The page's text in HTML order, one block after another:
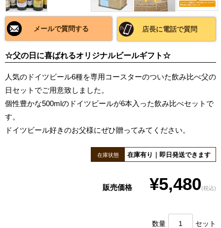
メールで質問する 店長に電話で質問
☆父の日に喜ばれるオリジナルビールギフト☆
人気のドイツビール6種を専用コースターのついた飲み比べ父の
日セットでご用意致しました。
個性豊かな500mlのドイツビールが6本入った飲み比べセットで
す。
ドイツビール好きのお父様にぜひ贈ってみてください。
在庫状態 在庫有り｜即日発送できます
販売価格¥5,480(税込)
数量 セット